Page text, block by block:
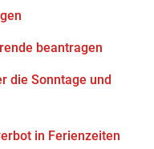
beantragen
die Sonntage und
in Ferienzeiten